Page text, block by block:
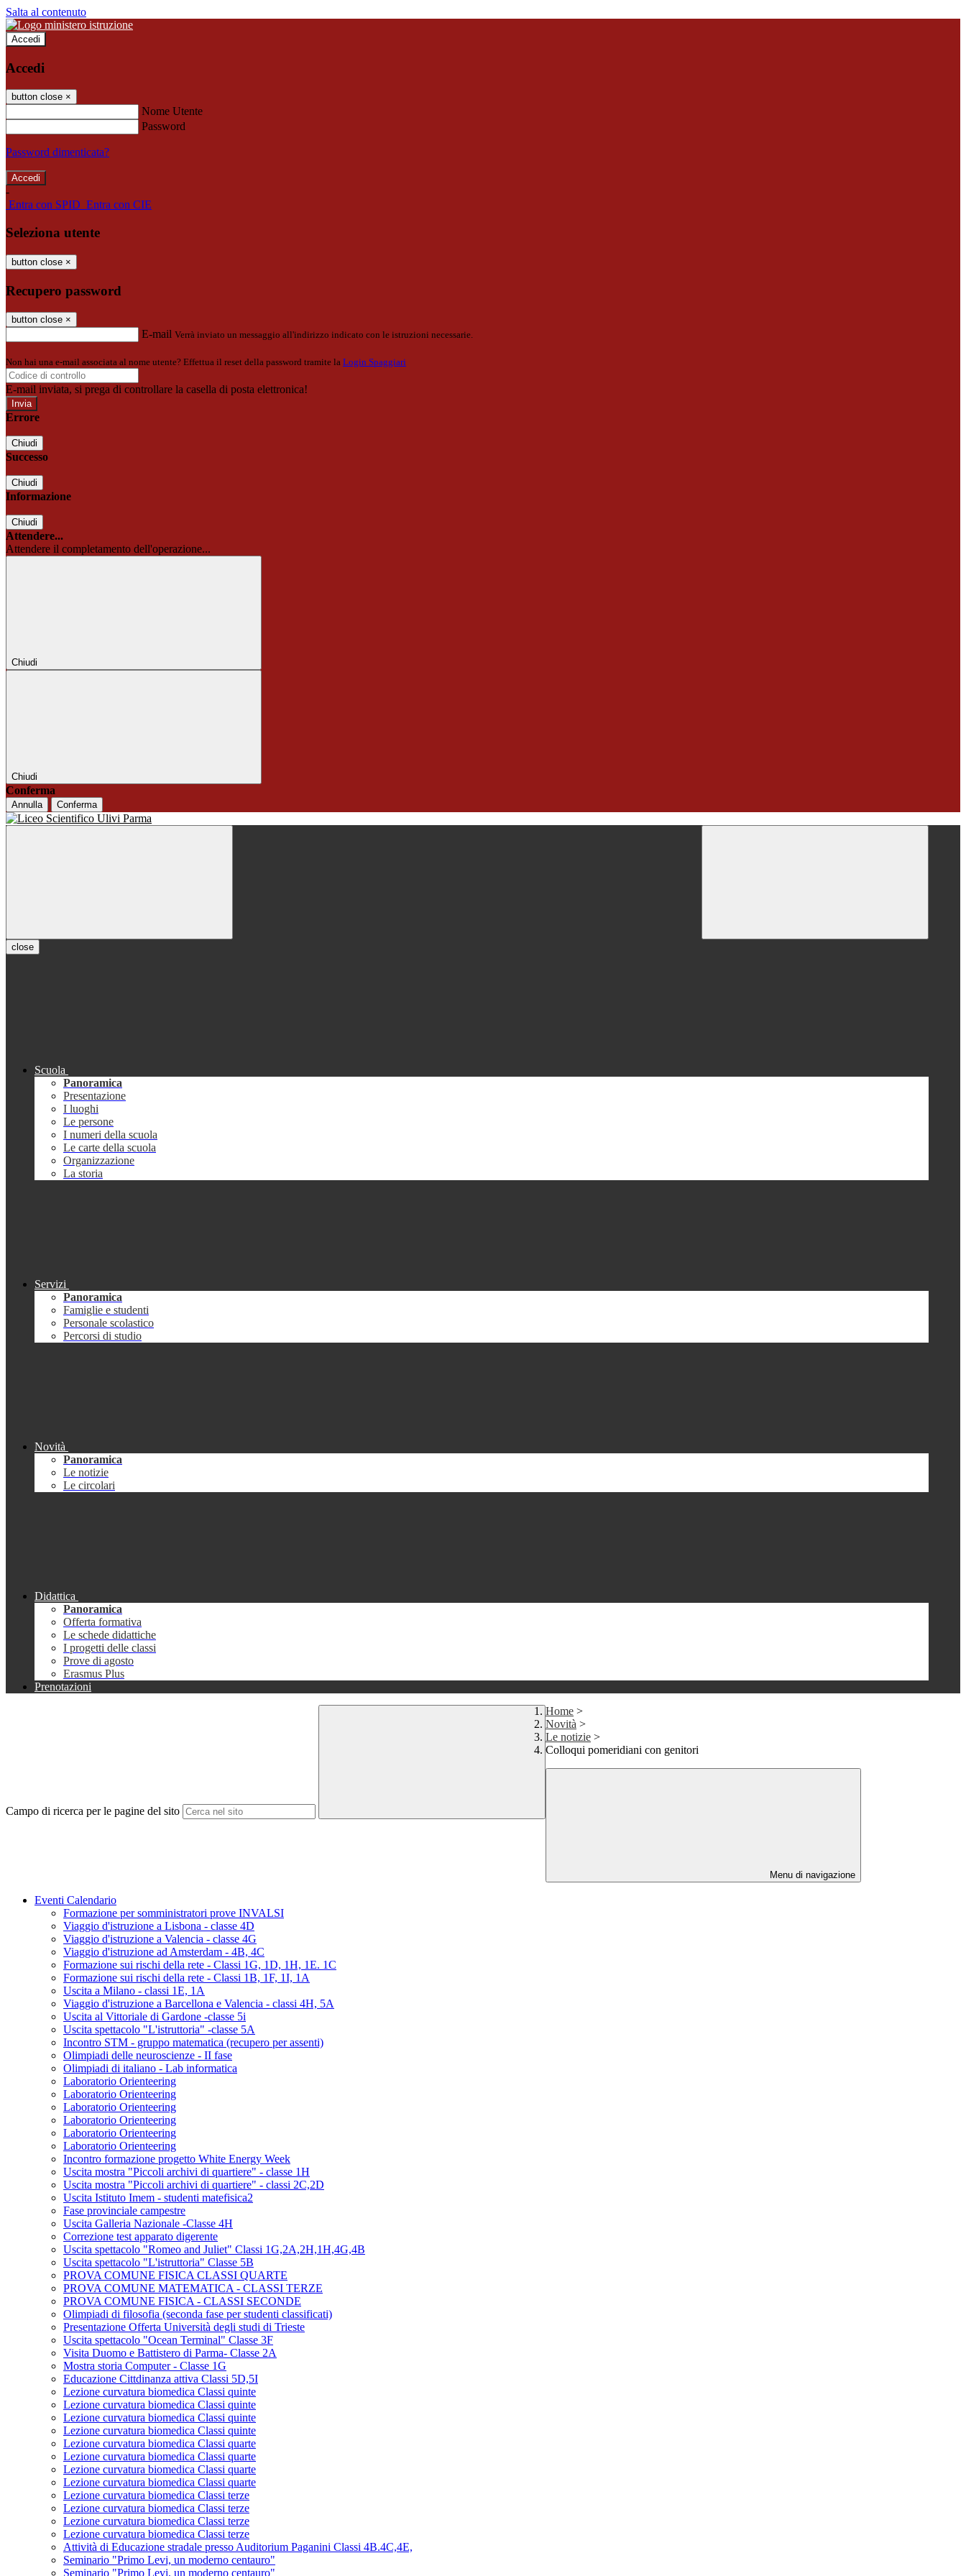
Salta al contenuto
Accedi
Accedi
button close ×
Nome Utente
Password
Password dimenticata?
-
Entra con SPID Entra con CIE
Seleziona utente
button close ×
Recupero password
button close ×
E-mail Verrà inviato un messaggio all'indirizzo indicato con le istruzioni necessarie.
Non hai una e-mail associata al nome utente? Effettua il reset della password tramite la Login Spaggiari
E-mail inviata, si prega di controllare la casella di posta elettronica!
Errore
Chiudi
Successo
Chiudi
Informazione
Chiudi
Attendere...
Attendere il completamento dell'operazione...
Chiudi
Chiudi
Conferma
Annulla Conferma
close
Scuola
Panoramica
Presentazione
I luoghi
Le persone
I numeri della scuola
Le carte della scuola
Organizzazione
La storia
Servizi
Panoramica
Famiglie e studenti
Personale scolastico
Percorsi di studio
Novità
Panoramica
Le notizie
Le circolari
Didattica
Panoramica
Offerta formativa
Le schede didattiche
I progetti delle classi
Prove di agosto
Erasmus Plus
Prenotazioni
Campo di ricerca per le pagine del sito
Home >
Novità >
Le notizie >
Colloqui pomeridiani con genitori
Menu di navigazione
Eventi Calendario
Formazione per somministratori prove INVALSI
Viaggio d'istruzione a Lisbona - classe 4D
Viaggio d'istruzione a Valencia - classe 4G
Viaggio d'istruzione ad Amsterdam - 4B, 4C
Formazione sui rischi della rete - Classi 1G, 1D, 1H, 1E. 1C
Formazione sui rischi della rete - Classi 1B, 1F, 1I, 1A
Uscita a Milano - classi 1E, 1A
Viaggio d'istruzione a Barcellona e Valencia - classi 4H, 5A
Uscita al Vittoriale di Gardone -classe 5i
Uscita spettacolo "L'istruttoria" -classe 5A
Incontro STM - gruppo matematica (recupero per assenti)
Olimpiadi delle neuroscienze - II fase
Olimpiadi di italiano - Lab informatica
Laboratorio Orienteering
Laboratorio Orienteering
Laboratorio Orienteering
Laboratorio Orienteering
Laboratorio Orienteering
Laboratorio Orienteering
Incontro formazione progetto White Energy Week
Uscita mostra "Piccoli archivi di quartiere" - classe 1H
Uscita mostra "Piccoli archivi di quartiere" - classi 2C,2D
Uscita Istituto Imem - studenti matefisica2
Fase provinciale campestre
Uscita Galleria Nazionale -Classe 4H
Correzione test apparato digerente
Uscita spettacolo "Romeo and Juliet" Classi 1G,2A,2H,1H,4G,4B
Uscita spettacolo "L'istruttoria" Classe 5B
PROVA COMUNE FISICA CLASSI QUARTE
PROVA COMUNE MATEMATICA - CLASSI TERZE
PROVA COMUNE FISICA - CLASSI SECONDE
Olimpiadi di filosofia (seconda fase per studenti classificati)
Presentazione Offerta Università degli studi di Trieste
Uscita spettacolo "Ocean Terminal" Classe 3F
Visita Duomo e Battistero di Parma- Classe 2A
Mostra storia Computer - Classe 1G
Educazione Cittdinanza attiva Classi 5D,5I
Lezione curvatura biomedica Classi quinte
Lezione curvatura biomedica Classi quinte
Lezione curvatura biomedica Classi quinte
Lezione curvatura biomedica Classi quinte
Lezione curvatura biomedica Classi quarte
Lezione curvatura biomedica Classi quarte
Lezione curvatura biomedica Classi quarte
Lezione curvatura biomedica Classi quarte
Lezione curvatura biomedica Classi terze
Lezione curvatura biomedica Classi terze
Lezione curvatura biomedica Classi terze
Lezione curvatura biomedica Classi terze
Attività di Educazione stradale presso Auditorium Paganini Classi 4B.4C,4E,
Seminario "Primo Levi, un moderno centauro"
Seminario "Primo Levi, un moderno centauro"